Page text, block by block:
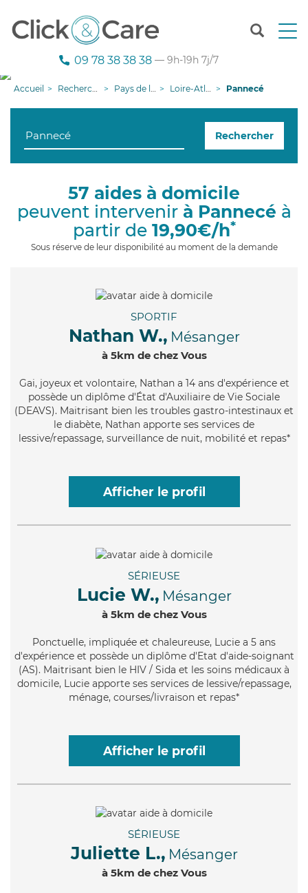
T
n
g
i
09 78 38 38 38 — 9h-19h 7j/7
Accueil Recherche aide à domicile Pays de la Loire Loire-Atlantique Pannecé
Rechercher
57 aides à domicile
peuvent intervenir à Pannecé à
partir de 19,90€/h*
Sous réserve de leur disponibilité au moment de la demande
SPORTIF
Nathan W., Mésanger
à 5km de chez Vous
Gai, joyeux et volontaire, Nathan a 14 ans d'expérience et
possède un diplôme d'État d'Auxiliaire de Vie Sociale
(DEAVS). Maitrisant bien les troubles gastro-intestinaux et
le diabète, Nathan apporte ses services de
lessive/repassage, surveillance de nuit, mobilité et repas*
Afficher le profil
SÉRIEUSE
Lucie W., Mésanger
à 5km de chez Vous
Ponctuelle, impliquée et chaleureuse, Lucie a 5 ans
d'expérience et possède un diplôme d'Etat d'aide-soignant
(AS). Maitrisant bien le HIV / Sida et les soins médicaux à
domicile, Lucie apporte ses services de lessive/repassage,
ménage, courses/livraison et repas*
Afficher le profil
SÉRIEUSE
Juliette L., Mésanger
à 5km de chez Vous